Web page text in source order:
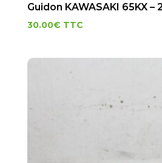
Guidon KAWASAKI 65KX –
30.00€ TTC